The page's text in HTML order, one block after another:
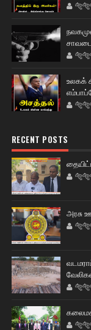
உலகக்
RECENT POSTS
அரசு